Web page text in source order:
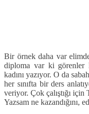
Bir örnek daha var
diploma var ki görenler
kadını yazıyor. O da
her sınıfta bir ders
veriyor. Çok çalıştığı
Yazsam ne kazandığını,